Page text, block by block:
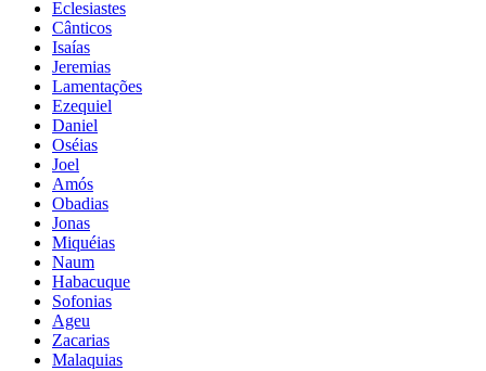
Eclesiastes
Cânticos
Isaías
Jeremias
Lamentações
Ezequiel
Daniel
Oséias
Joel
Amós
Obadias
Jonas
Miquéias
Naum
Habacuque
Sofonias
Ageu
Zacarias
Malaquias